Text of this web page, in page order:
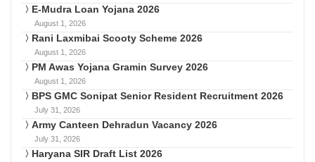
E-Mudra Loan Yojana 2026
August 1, 2026
Rani Laxmibai Scooty Scheme 2026
August 1, 2026
PM Awas Yojana Gramin Survey 2026
August 1, 2026
BPS GMC Sonipat Senior Resident Recruitment 2026
July 31, 2026
Army Canteen Dehradun Vacancy 2026
July 31, 2026
Haryana SIR Draft List 2026